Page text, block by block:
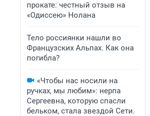
прокате: честный отзыв на
«Одиссею» Нолана
Тело россиянки нашли во
Французских Альпах. Как она
погибла?
«Чтобы нас носили на
ручках, мы любим»: нерпа
Сергеевна, которую спасли
бельком, стала звездой Сети.